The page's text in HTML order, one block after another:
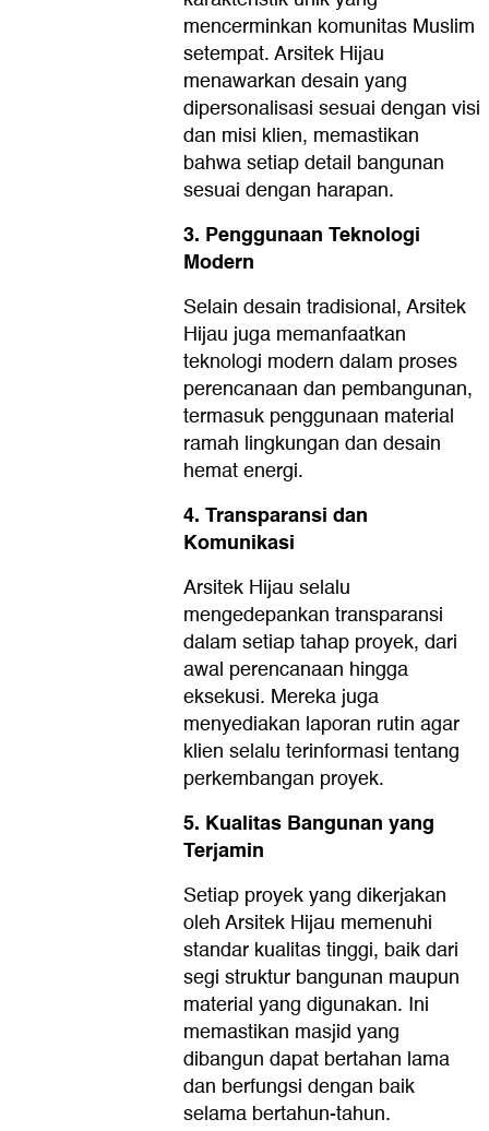
mencerminkan komunitas Muslim
setempat. Arsitek Hijau
menawarkan desain yang
dipersonalisasi sesuai dengan visi
dan misi klien, memastikan
bahwa setiap detail bangunan
sesuai dengan harapan.
3. Penggunaan Teknologi
Modern
Selain desain tradisional, Arsitek
Hijau juga memanfaatkan
teknologi modern dalam proses
perencanaan dan pembangunan,
termasuk penggunaan material
ramah lingkungan dan desain
hemat energi.
4. Transparansi dan
Komunikasi
Arsitek Hijau selalu
mengedepankan transparansi
dalam setiap tahap proyek, dari
awal perencanaan hingga
eksekusi. Mereka juga
menyediakan laporan rutin agar
klien selalu terinformasi tentang
perkembangan proyek.
5. Kualitas Bangunan yang
Terjamin
Setiap proyek yang dikerjakan
oleh Arsitek Hijau memenuhi
standar kualitas tinggi, baik dari
segi struktur bangunan maupun
material yang digunakan. Ini
memastikan masjid yang
dibangun dapat bertahan lama
dan berfungsi dengan baik
selama bertahun-tahun.